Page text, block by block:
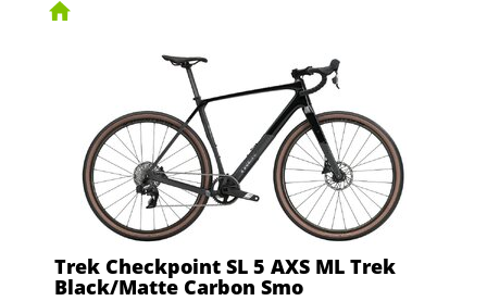
Trek Checkpoint SL 5 AXS ML Trek
Black/Matte Carbon Smo